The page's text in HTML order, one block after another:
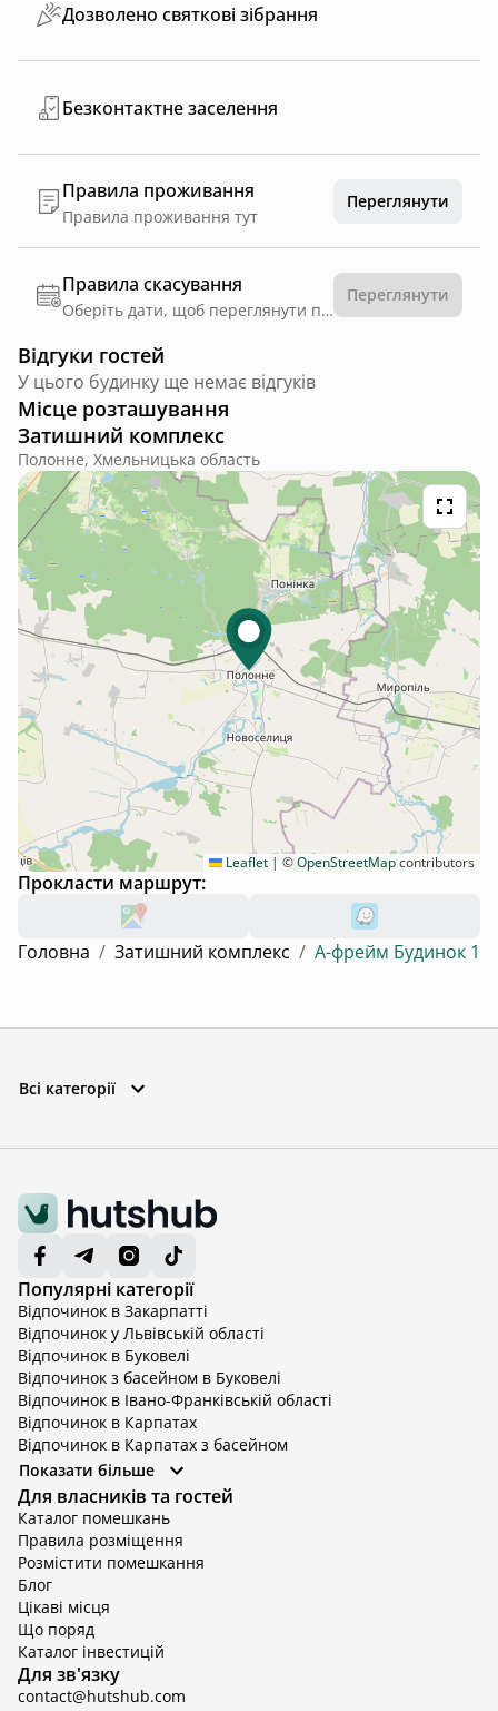
Дозволено святкові зібрання
Безконтактне заселення
Правила проживання
Правила проживання тут
Переглянути
Правила скасування
Оберіть дати, щоб переглянути правила
Переглянути
Відгуки гостей
У цього будинку ще немає відгуків
Місце розташування
Затишний комплекс
Полонне, Хмельницька область
Leaflet | ©OpenStreetMapcontributors
Прокласти маршрут:
Головна / Затишний комплекс / А-фрейм Будинок 1
Всі категорії
Популярні категорії
Відпочинок в Закарпатті
Відпочинок у Львівській області
Відпочинок в Буковелі
Відпочинок з басейном в Буковелі
Відпочинок в Івано-Франківській області
Відпочинок в Карпатах
Відпочинок в Карпатах з басейном
Відпочинок в Київській області
Відпочинок в Київській області з басейном
Відпочинок в Тернопільській області
Відпочинок у Вінницькій області
Відпочинок в Яремче
Відпочинок у Львівській області з басейном
Відпочинок з басейном в Тернопільській області
Показати більше
Для власників та гостей
Каталог помешкань
Правила розміщення
Розмістити помешкання
Блог
Цікаві місця
Що поряд
Каталог інвестицій
Для зв'язку
contact@hutshub.com